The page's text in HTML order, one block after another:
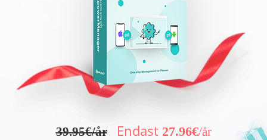
39.95€/år Endast 27.96€/år